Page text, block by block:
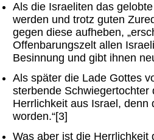
Als die Israeliten das
werden und trotz guten
gegen diese aufheben,
Offenbarungszelt allen
Besinnung und gibt ihnen
Als später die Lade Gottes
sterbende Schwiegertochter
Herrlichkeit aus Israel,
worden.“[3]
Was aber ist die